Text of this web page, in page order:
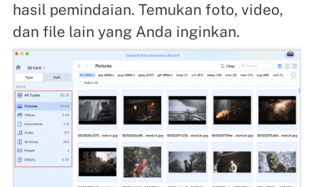
hasil pemindaian. Temukan foto, video,
dan file lain yang Anda inginkan.